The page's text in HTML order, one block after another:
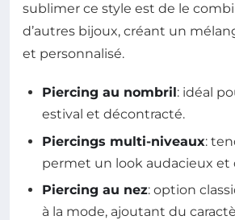
sublimer ce style est de le
d’autres bijoux, créant un
et personnalisé.
Piercing au nombril: idéal
estival et décontracté.
Piercings multi-niveaux:
permet un look audacieux et
Piercing au nez: option
à la mode, ajoutant du